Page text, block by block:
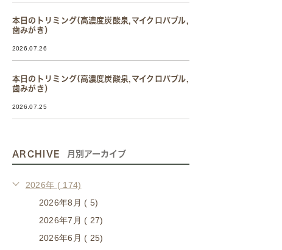
本日のトリミング(高濃度炭酸泉,マイクロバブル,
歯みがき）
2026.07.26
本日のトリミング(高濃度炭酸泉,マイクロバブル,
歯みがき）
2026.07.25
ARCHIVE 月別アーカイブ
2026年 ( 174)
2026年8月 ( 5)
2026年7月 ( 27)
2026年6月 ( 25)